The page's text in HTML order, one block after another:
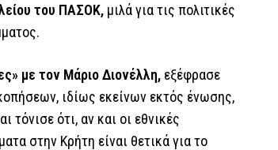
του ΠΑΣΟΚ, μιλά για τις πολιτικές
με τον Μάριο Διονέλλη, εξέφρασε
ιδίως εκείνων εκτός ένωσης,
τόνισε ότι, αν και οι εθνικές
στην Κρήτη είναι θετικά για το